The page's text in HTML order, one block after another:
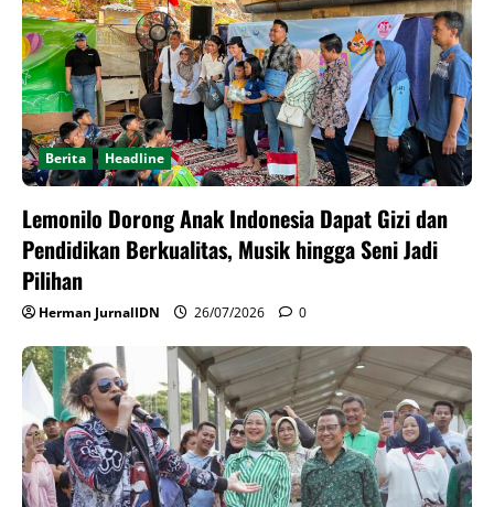
Berita Headline
Lemonilo Dorong Anak Indonesia Dapat Gizi dan
Pendidikan Berkualitas, Musik hingga Seni Jadi
Pilihan
Herman JurnalIDN 26/07/2026 0